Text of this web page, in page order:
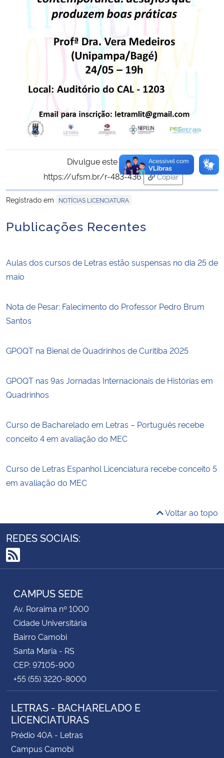
Divulgue este conteúdo:
https://ufsm.br/r-483-436
Copiar
para área de
Registrado em
NOTÍCIAS LICENCIATURA
Publicações Recentes
Aulas dos cursos de Letras estão suspensas no dia 25 de
maio
Nota de Pesar: Falecimento do Professor Pedro Brum
Santos
GPOQT na Bienal de Quadrinhos de Curitiba 2025
GPOQT nas 9as Jornadas Internacionais de Histórias em
Quadrinhos
Curso de Bacharelado em Letras – Português recebe
conceito 4 em avaliação do MEC
Curso de Letras Espanhol Licenciatura recebe conceito 5
em avaliação do MEC
Voltar ao topo
REDES SOCIAIS:
RSS
CAMPUS SEDE
Av. Roraima nº 1000
Cidade Universitária
Bairro Camobi
Santa Maria - RS
CEP: 97105-900
+55 (55) 3220-8000
LETRAS - BACHARELADO E
LICENCIATURAS
Prédio 40A - Letras
Campus Camobi